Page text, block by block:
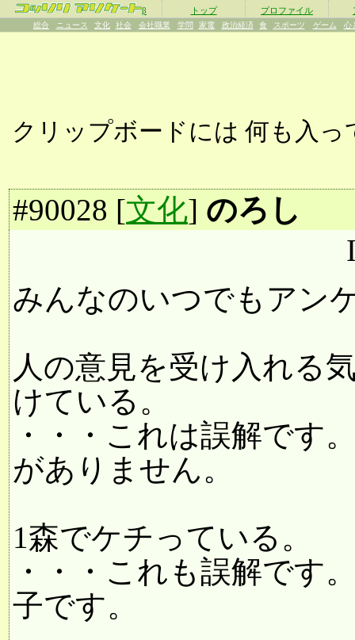
β トップ プロファイル
総合 ニュース 文化 社会 会社職業 学問 家電 政治経済 食 スポーツ ゲーム 心
クリップボードには 何も入っ
#90028 [文化] のろし
みんなのいつでもアン
人の意見を受け入れる
けている。
・・・これは誤解です
がありません。
1森でケチっている。
・・・これも誤解です
子です。